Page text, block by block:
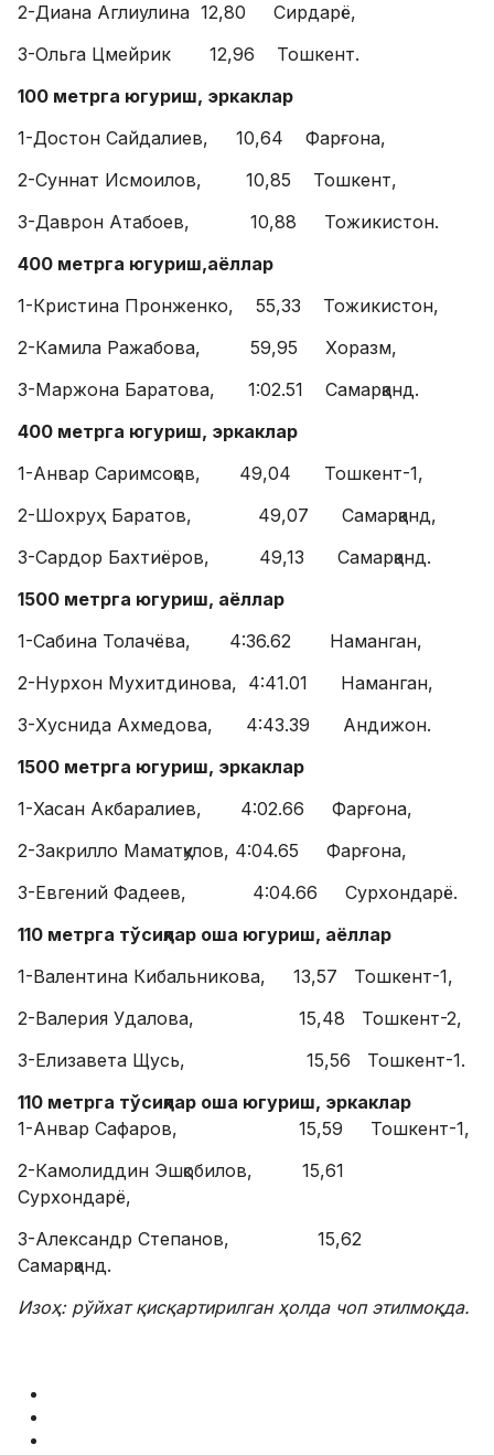
2-Диана Аглиулина 12,80 Сирдарё,
3-Ольга Цмейрик 12,96 Тошкент.
100 метрга югуриш, эркаклар
1-Достон Сайдалиев, 10,64 Фарғона,
2-Суннат Исмоилов, 10,85 Тошкент,
3-Даврон Атабоев, 10,88 Тожикистон.
400 метрга югуриш,аёллар
1-Кристина Пронженко, 55,33 Тожикистон,
2-Камила Ражабова, 59,95 Хоразм,
3-Маржона Баратова, 1:02.51 Самарқанд.
400 метрга югуриш, эркаклар
1-Анвар Саримсоқов, 49,04 Тошкент-1,
2-Шохруҳ Баратов, 49,07 Самарқанд,
3-Сардор Бахтиёров, 49,13 Самарқанд.
1500 метрга югуриш, аёллар
1-Сабина Толачёва, 4:36.62 Наманган,
2-Нурхон Мухитдинова, 4:41.01 Наманган,
3-Хуснида Ахмедова, 4:43.39 Андижон.
1500 метрга югуриш, эркаклар
1-Хасан Акбаралиев, 4:02.66 Фарғона,
2-Закрилло Маматқулов, 4:04.65 Фарғона,
3-Евгений Фадеев, 4:04.66 Сурхондарё.
110 метрга тўсиқлар оша югуриш, аёллар
1-Валентина Кибальникова, 13,57 Тошкент-1,
2-Валерия Удалова, 15,48 Тошкент-2,
3-Елизавета Щусь, 15,56 Тошкент-1.
110 метрга тўсиқлар оша югуриш, эркаклар
1-Анвар Сафаров, 15,59 Тошкент-1,
2-Камолиддин Эшқобилов, 15,61
Сурхондарё,
3-Александр Степанов, 15,62
Самарқанд.
Изоҳ: рўйхат қисқартирилган ҳолда чоп этилмоқда.